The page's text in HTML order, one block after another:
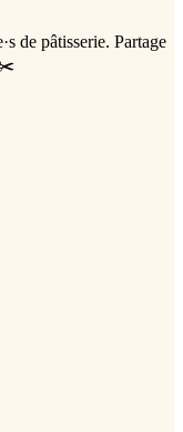
de pâtisserie. Partage
✂️